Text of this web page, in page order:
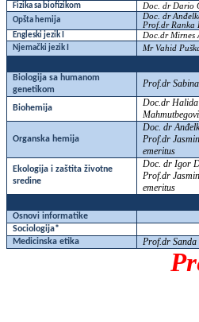
Fizika sa biofizikom
Doc. dr Dario
Opšta hemija
Doc. dr
Prof.dr Ranka
Engleski jezik I
Doc.dr Mirnes
Njemački jezik I
Mr Vahid
Biologija sa humanom
genetikom
Prof.dr
Biohemija
Doc.dr Halida
Organska hemija
Doc. dr
Prof.dr
emeritus
Ekologija i zaštita životne
sredine
Doc. dr Igor
Prof.dr
emeritus
Osnovi informatike
Sociologija*
Medicinska etika
Prof.dr